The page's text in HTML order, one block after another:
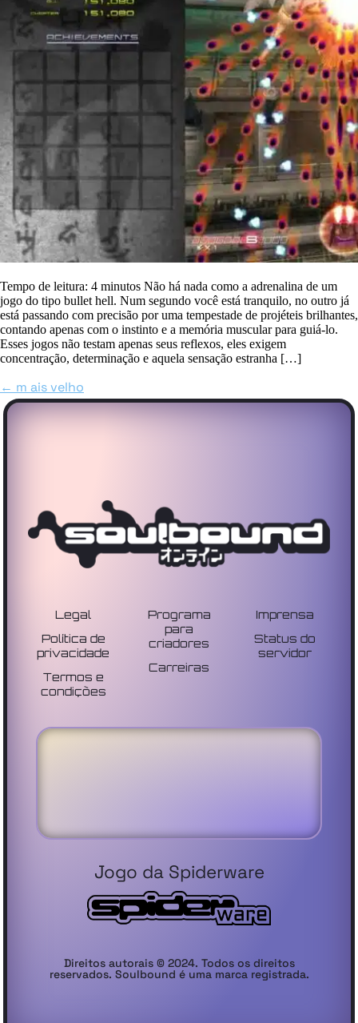
Tempo de leitura: 4 minutos Não há nada como a adrenalina de um
jogo do tipo bullet hell. Num segundo você está tranquilo, no outro já
está passando com precisão por uma tempestade de projéteis brilhantes,
contando apenas com o instinto e a memória muscular para guiá-lo.
Esses jogos não testam apenas seus reflexos, eles exigem
concentração, determinação e aquela sensação estranha […]
← m ais velho
Legal
Política de
privacidade
Termos e
condições
Programa
para
criadores
Carreiras
Imprensa
Status do
servidor
Jogo da Spiderware
Direitos autorais © 2024. Todos os direitos
reservados. Soulbound é uma marca registrada.